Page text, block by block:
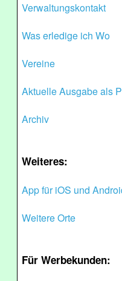
Verwaltungskontakt
Was erledige ich Wo
Vereine
Aktuelle Ausgabe als
Archiv
Weiteres:
App für iOS und
Weitere Orte
Für Werbekunden: